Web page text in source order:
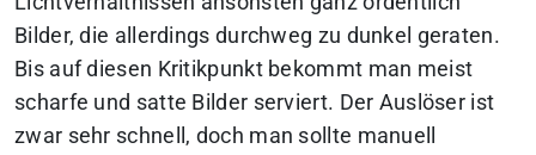
Bilder, die allerdings durchweg zu dunkel geraten.
Bis auf diesen Kritikpunkt bekommt man meist
scharfe und satte Bilder serviert. Der Auslöser ist
zwar sehr schnell, doch man sollte manuell